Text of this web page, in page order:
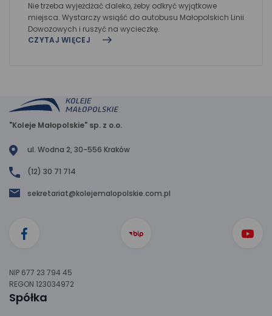
Nie trzeba wyjeżdżać daleko, żeby odkryć wyjątkowe
miejsca. Wystarczy wsiąść do autobusu Małopolskich Linii
Dowozowych i ruszyć na wycieczkę.
CZYTAJ WIĘCEJ
"Koleje Małopolskie" sp. z o.o.
ul. Wodna 2, 30-556 Kraków
(12) 30 71 714
sekretariat@kolejemalopolskie.com.pl
NIP 677 23 794 45
REGON 123034972
Spółka